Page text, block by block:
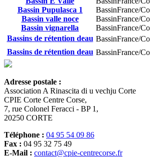
Bassin Pupulasca 1
BassinFrance/
Bassin valle noce
BassinFrance/
Bassin vignarella
BassinFrance/
Bassins de rétention deau BassinFrance/
Bassins de rétention deau BassinFrance/
Adresse postale :
Association A Rinascita di u vechju Corte
CPIE Corte Centre Corse,
7, rue Colonel Feracci - BP 1,
20250 CORTE
Téléphone : 04 95 54 09 86
Fax : 04 95 32 75 49
E-Mail : contact@cpie-centrecorse.fr